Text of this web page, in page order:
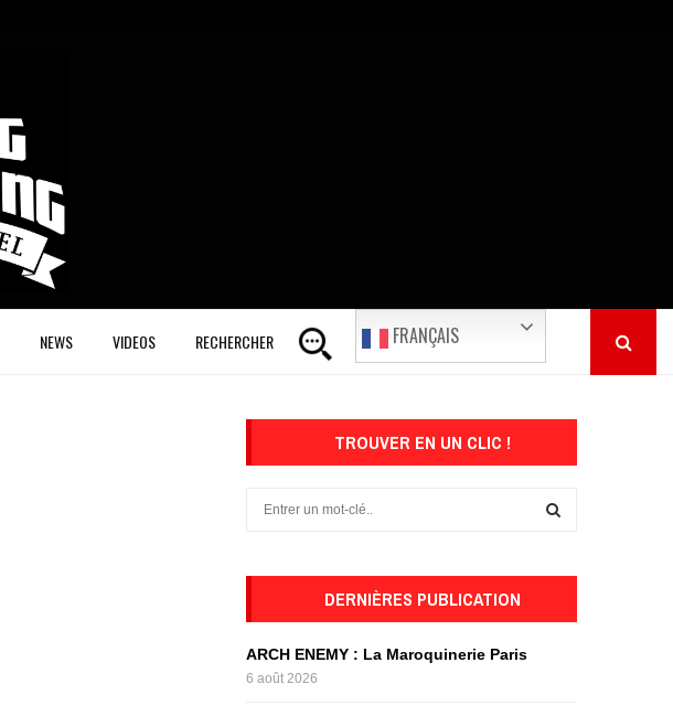
NEWS VIDEOS RECHERCHER FRANÇAIS
TROUVER EN UN CLIC !
o
r
DERNIÈRES PUBLICATION
ARCH ENEMY : La Maroquinerie Paris
6 août 2026